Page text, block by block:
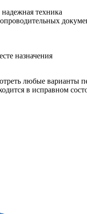
техника
назначения
любые варианты
в исправном